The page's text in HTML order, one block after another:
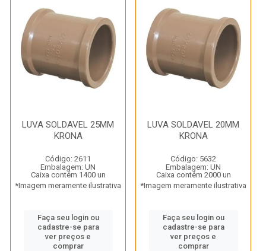
LUVA SOLDAVEL 25MM
KRONA
Código: 2611
Embalagem: UN
Caixa contém 1400 un
*Imagem meramente ilustrativa
Faça seu login ou
cadastre-se para
ver preços e
comprar
LUVA SOLDAVEL 20MM
KRONA
Código: 5632
Embalagem: UN
Caixa contém 2000 un
*Imagem meramente ilustrativa
Faça seu login ou
cadastre-se para
ver preços e
comprar